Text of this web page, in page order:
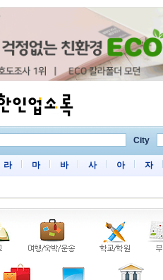
City
라 마 바 사 아 자